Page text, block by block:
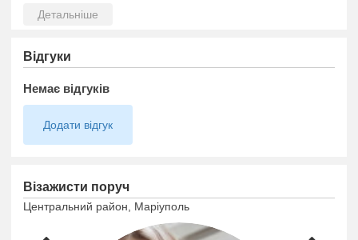
Відгуки
Немає відгуків
Додати відгук
Візажисти поруч
Центральний район, Маріуполь